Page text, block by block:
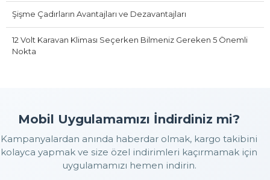
Şişme Çadırların Avantajları ve Dezavantajları
12 Volt Karavan Kliması Seçerken Bilmeniz Gereken 5 Önemli
Nokta
Mobil Uygulamamızı İndirdiniz mi?
Kampanyalardan anında haberdar olmak, kargo takibini
kolayca yapmak ve size özel indirimleri kaçırmamak için
uygulamamızı hemen indirin.